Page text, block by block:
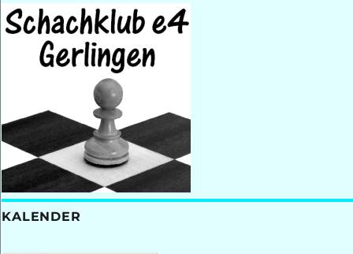
KALENDER